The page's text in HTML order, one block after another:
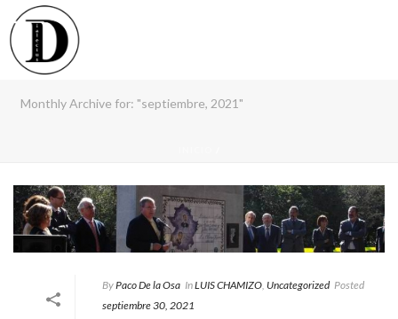
Monthly Archive for: "septiembre, 2021"
ByPaco De la Osa InLUIS CHAMIZO Uncategorized Posted
septiembre 30, 2021